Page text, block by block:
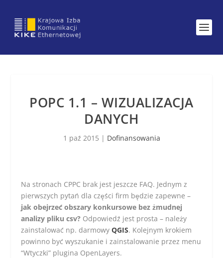
POPC 1.1 – WIZUALIZACJA
DANYCH
1 paź 2015 | Dofinansowania
Na stronach CPPC brak jest jeszcze FAQ. Jednym z
pierwszych pytań dla części firm będzie zapewne –
jak obejrzeć obszary konkursowe bez żmudnej
analizy pliku csv? Odpowiedź jest prosta – należy
zainstalować np. darmowyQGIS. Kolejnym krokiem
powinno być wyszukanie i zainstalowanie przez menu
“Wtyczki” plugina OpenLayers.